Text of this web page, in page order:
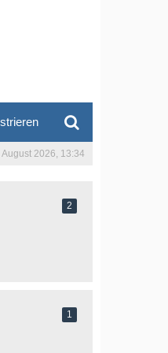
August 2026, 13:34
2
1